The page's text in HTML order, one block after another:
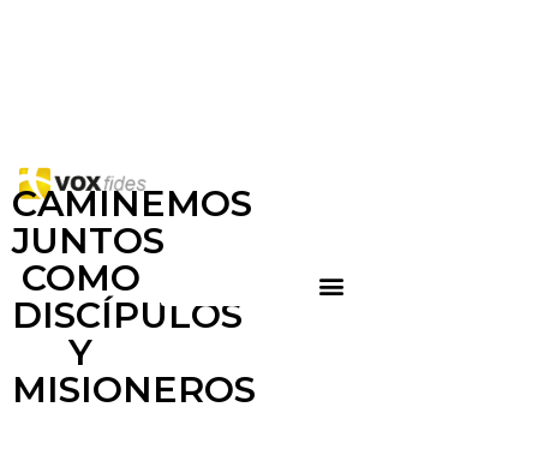
CAMINEMOS
JUNTOS
COMO
DISCÍPULOS
Y
MISIONEROS